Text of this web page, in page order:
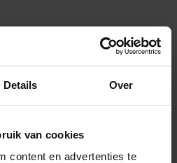
Details Over
van cookies
content en advertenties te